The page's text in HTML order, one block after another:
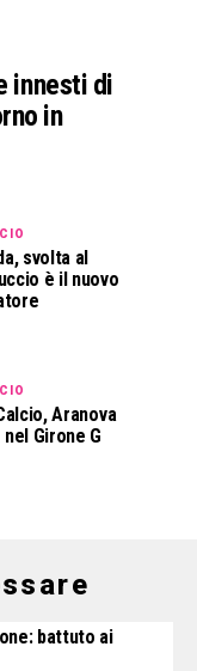
innesti di
in
svolta al
è il nuovo
Aranova
Girone G
battuto ai